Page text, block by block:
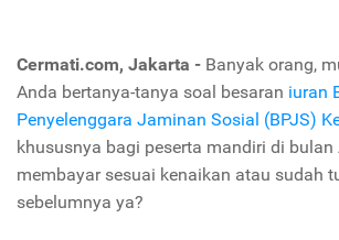
Cermati.com, Jakarta - Banyak orang,
Anda bertanya-tanya soal besaran iuran
Penyelenggara Jaminan Sosial (BPJS)
khususnya bagi peserta mandiri di bulan
membayar sesuai kenaikan atau sudah
sebelumnya ya?